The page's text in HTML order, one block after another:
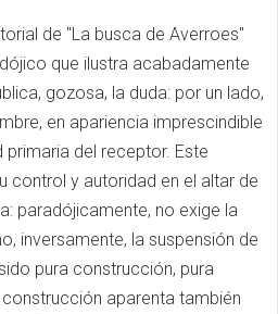
de "La busca de Averroes"
que ilustra acabadamente
gozosa, la duda: por un lado,
en apariencia imprescindible
del receptor. Este
control y autoridad en el altar de
paradójicamente, no exige la
inversamente, la suspensión de
pura construcción, pura
aparenta también